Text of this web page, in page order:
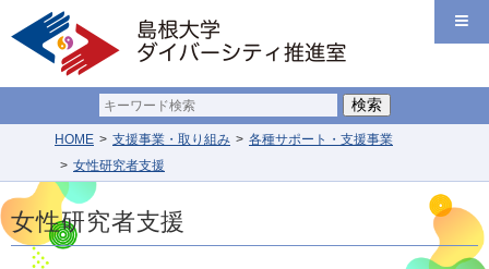
HOME 支援事業・取り組み
各種サポート・支援事業
女性研究者支援
女性研究者支援